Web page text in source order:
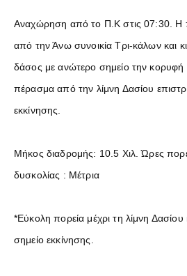
Αναχώρηση από το Π.Κ στις 07:30. Η
από την Άνω συνοικία Τρι-κάλων και
δάσος με ανώτερο σημείο την κορυφή
πέρασμα από την λίμνη Δασίου
εκκίνησης.
Μήκος διαδρομής: 10.5 Χιλ. Ώρες
δυσκολίας : Μέτρια
*Εύκολη πορεία μέχρι τη λίμνη
σημείο εκκίνησης.